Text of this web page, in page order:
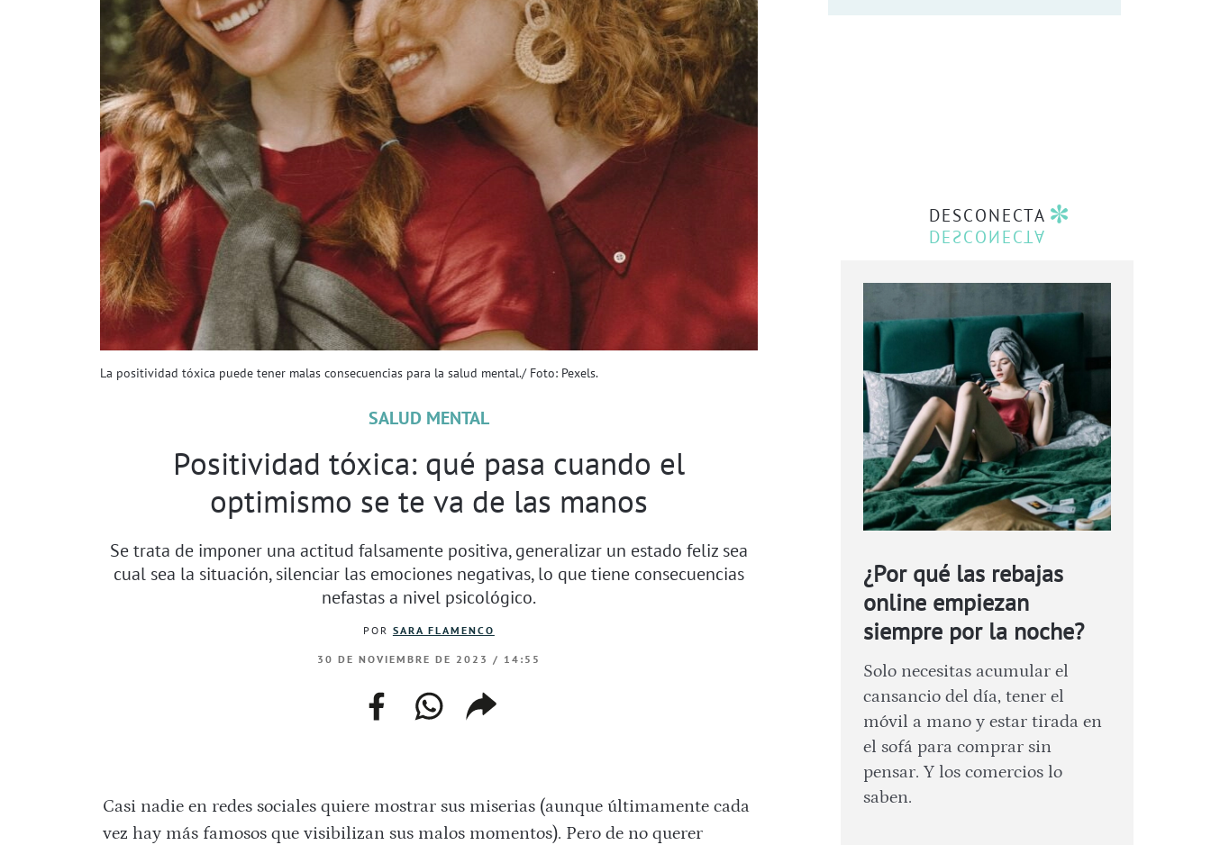
La positividad tóxica puede tener malas consecuencias para la salud mental./ Foto: Pexels.
SALUD MENTAL
Positividad tóxica: qué pasa cuando el
optimismo se te va de las manos
Se trata de imponer una actitud falsamente positiva, generalizar un estado feliz sea
cual sea la situación, silenciar las emociones negativas, lo que tiene consecuencias
nefastas a nivel psicológico.
POR SARA FLAMENCO
30 DE NOVIEMBRE DE 2023 / 14:55
facebookwhatsapp
web
copiar
enlace
Casi nadie en redes sociales quiere mostrar sus miserias (aunque últimamente cada
vez hay más famosos que visibilizan sus malos momentos). Pero de no querer
DESCONECTA
¿Por qué las rebajas
online empiezan
siempre por la noche?
Solo necesitas acumular el
cansancio del día, tener el
móvil a mano y estar tirada en
el sofá para comprar sin
pensar. Y los comercios lo
saben.